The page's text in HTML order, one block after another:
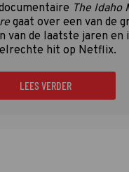
The Idaho
gaat over een van de
van de laatste jaren en
hit op Netflix.
LEES VERDER